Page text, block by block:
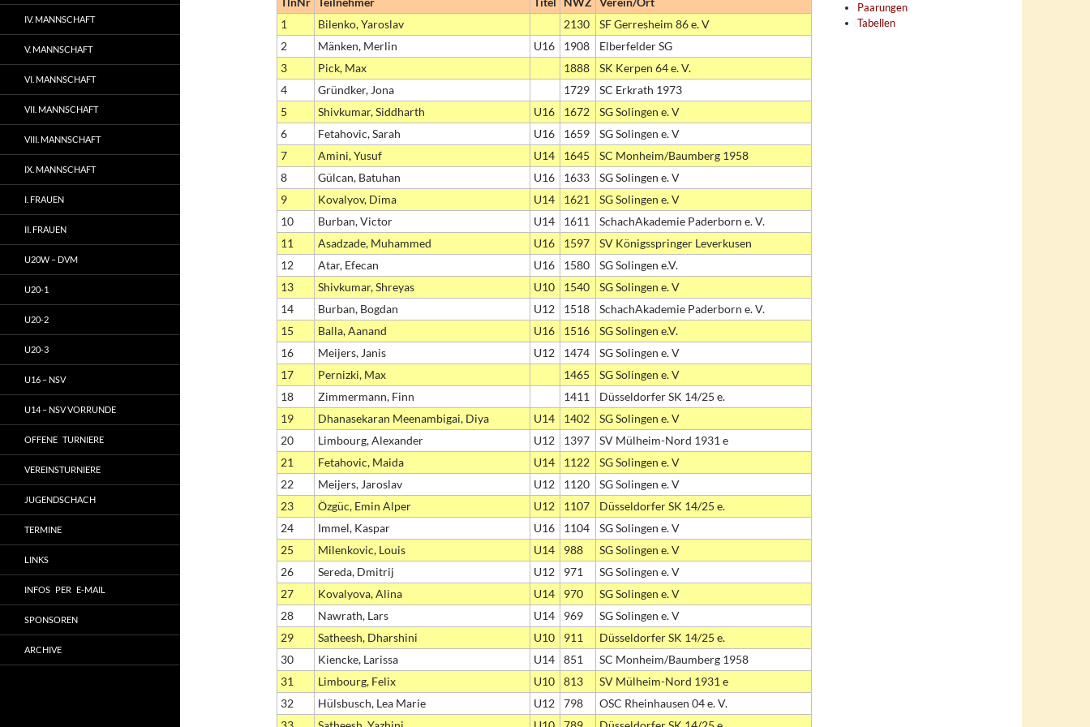
Paarungen
Tabellen
1
Bilenko, Yaroslav 2130
SF Gerresheim 86 e. V
2
Mänken, Merlin U16 1908
Elberfelder SG
3
Pick, Max 1888
SK Kerpen 64 e. V.
4
Gründker, Jona 1729
SC Erkrath 1973
5
Shivkumar, Siddharth U16 1672
SG Solingen e. V
6
Fetahovic, Sarah U16 1659
SG Solingen e. V
7
Amini, Yusuf U14 1645
SC Monheim/Baumberg 1958
8
Gülcan, Batuhan U16 1633
SG Solingen e. V
9
Kovalyov, Dima U14 1621
SG Solingen e. V
10
Burban, Victor U14 1611
SchachAkademie Paderborn e. V.
11
Asadzade, Muhammed U16 1597
SV Königsspringer Leverkusen
12
Atar, Efecan U16 1580
SG Solingen e.V.
13
Shivkumar, Shreyas U10 1540
SG Solingen e. V
14
Burban, Bogdan U12 1518
SchachAkademie Paderborn e. V.
15
Balla, Aanand U16 1516
SG Solingen e.V.
16
Meijers, Janis U12 1474
SG Solingen e. V
17
Pernizki, Max 1465
SG Solingen e. V
18
Zimmermann, Finn 1411
Düsseldorfer SK 14/25 e.
19
Dhanasekaran Meenambigai, Diya U14 1402
SG Solingen e. V
20
Limbourg, Alexander U12 1397
SV Mülheim-Nord 1931 e
21
Fetahovic, Maida U14 1122
SG Solingen e. V
22
Meijers, Jaroslav U12 1120
SG Solingen e. V
23
Özgüc, Emin Alper U12 1107
Düsseldorfer SK 14/25 e.
24
Immel, Kaspar U16 1104
SG Solingen e. V
25
Milenkovic, Louis U14 988
SG Solingen e. V
26
Sereda, Dmitrij U12 971
SG Solingen e. V
27
Kovalyova, Alina U14 970
SG Solingen e. V
28
Nawrath, Lars U14 969
SG Solingen e. V
29
Satheesh, Dharshini U10 911
Düsseldorfer SK 14/25 e.
30
Kiencke, Larissa U14 851
SC Monheim/Baumberg 1958
31
Limbourg, Felix U10 813
SV Mülheim-Nord 1931 e
32
Hülsbusch, Lea Marie U12 798
OSC Rheinhausen 04 e. V.
IV. MANNSCHAFT
V. MANNSCHAFT
VI. MANNSCHAFT
VII. MANNSCHAFT
VIII. MANNSCHAFT
IX. MANNSCHAFT
I. FRAUEN
II. FRAUEN
U20W – DVM
U20-1
U20-2
U20-3
U16 – NSV
U14 – NSV VORRUNDE
OFFENE TURNIERE
VEREINSTURNIERE
JUGENDSCHACH
TERMINE
LINKS
INFOS PER E-MAIL
SPONSOREN
ARCHIVE